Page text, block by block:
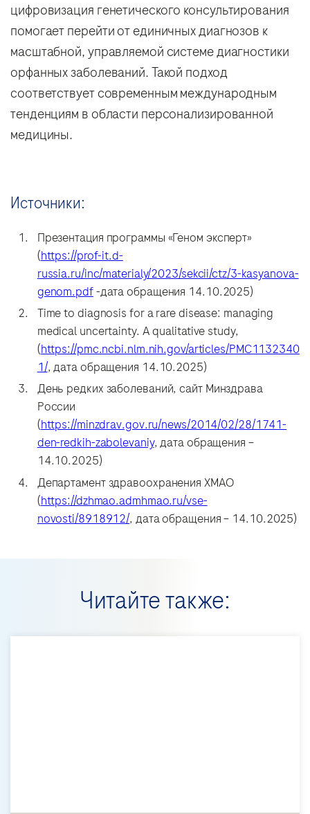
цифровизация генетического консультирования
помогает перейти от единичных диагнозов к
масштабной, управляемой системе диагностики
орфанных заболеваний. Такой подход
соответствует современным международным
тенденциям в области персонализированной
медицины.
Источники:
Презентация программы «Геном эксперт»
(https://prof-it.d-
russia.ru/inc/materialy/2023/sekcii/ctz/3-kasyanova-
genom.pdf-дата обращения 14.10.2025)
Time to diagnosis for a rare disease: managing
medical uncertainty. A qualitative study,
(https://pmc.ncbi.nlm.nih.gov/articles/PMC1132340
1/, дата обращения 14.10.2025)
День редких заболеваний, сайт Минздрава
России
(https://minzdrav.gov.ru/news/2014/02/28/1741-
den-redkih-zabolevaniy, дата обращения –
14.10.2025)
Департамент здравоохранения ХМАО
(https://dzhmao.admhmao.ru/vse-
novosti/8918912/, дата обращения – 14.10.2025)
Читайте также: